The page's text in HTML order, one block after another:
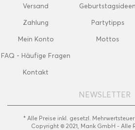
Versand
Zahlung
Mein Konto
FAQ - Häufige Fragen
Kontakt
Geburtstagsideen
Partytipps
Mottos
NEWSLETTER
* Alle Preise inkl. gesetzl.
Copyright © 2021, Mank GmbH - Alle